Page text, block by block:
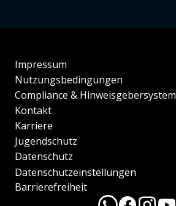
Impressum
Nutzungsbedingungen
Compliance & Hinweisgebersystem
Kontakt
Karriere
Jugendschutz
Datenschutz
Datenschutzeinstellungen
Barrierefreiheit